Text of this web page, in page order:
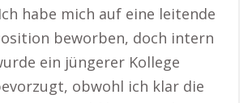
habe mich auf eine leitende
beworben, doch intern
ein jüngerer Kollege
obwohl ich klar die